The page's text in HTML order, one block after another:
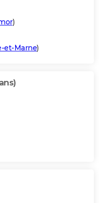
)
et-Marne)